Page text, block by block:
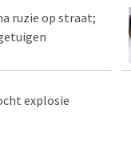
ruzie op straat;
explosie